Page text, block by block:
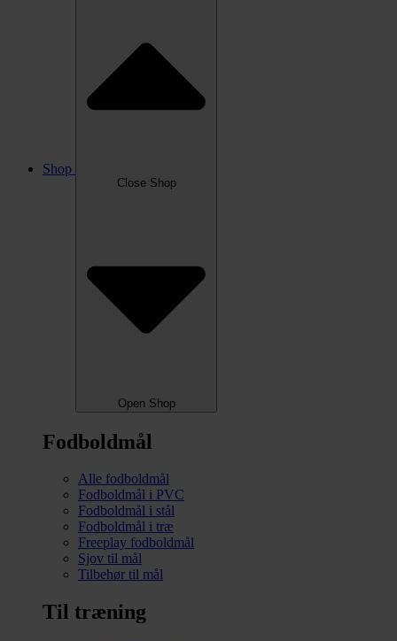
Shop
Close Shop
Open Shop
Fodboldmål
Alle fodboldmål
Fodboldmål i PVC
Fodboldmål i stål
Fodboldmål i træ
Freeplay fodboldmål
Sjov til mål
Tilbehør til mål
Til træning